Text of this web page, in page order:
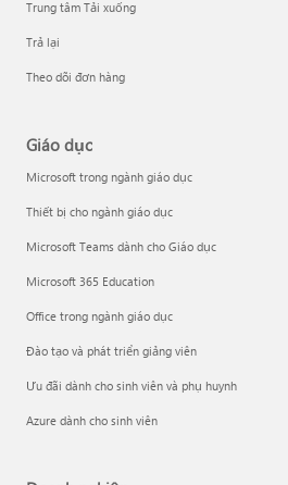
Trung tâm Tải xuống
Trả lại
Theo dõi đơn hàng
Giáo dục
Microsoft trong ngành giáo dục
Thiết bị cho ngành giáo dục
Microsoft Teams dành cho Giáo dục
Microsoft 365 Education
Office trong ngành giáo dục
Đào tạo và phát triển giảng viên
Ưu đãi dành cho sinh viên và phụ huynh
Azure dành cho sinh viên